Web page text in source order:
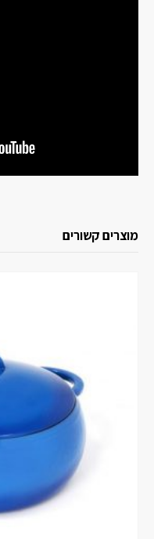
מוצרים קשורים